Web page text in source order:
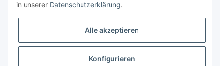
in unserer Datenschutzerklärung.
Alle akzeptieren
Konfigurieren